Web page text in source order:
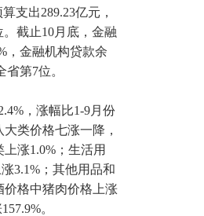
支出289.23亿元，
截止10月底，金融
，金融机构贷款余
第7位。
，涨幅比1-9月份
类价格七涨一降，
涨1.0%；生活用
3.1%；其他用品和
价格中猪肉价格上涨
。